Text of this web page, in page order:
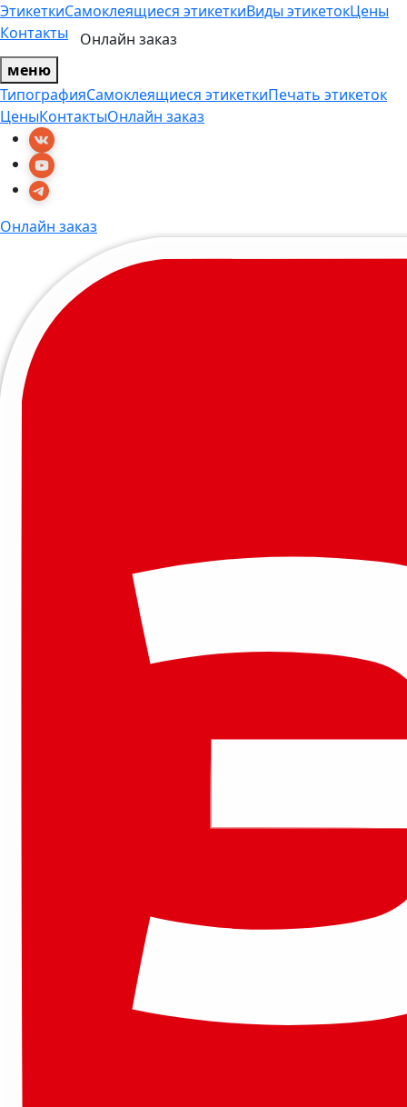
ЭтикеткиСамоклеящиеся этикеткиВиды этикетокЦены
Контакты
Онлайн заказ
меню
ТипографияСамоклеящиеся этикеткиПечать этикеток
ЦеныКонтактыОнлайн заказ
Онлайн заказ